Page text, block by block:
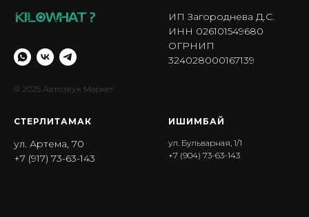
© 2025 Автозвук Маркет
ИП Загороднева Д.С.
ИНН 026101549680
ОГРНИП
324028000167139
СТЕРЛИТАМАК
ул. Артема, 70
+7 (917) 73-63-143
ИШИМБА Й
ул. Бульварная, 1/1
+7 (904) 73-63-143